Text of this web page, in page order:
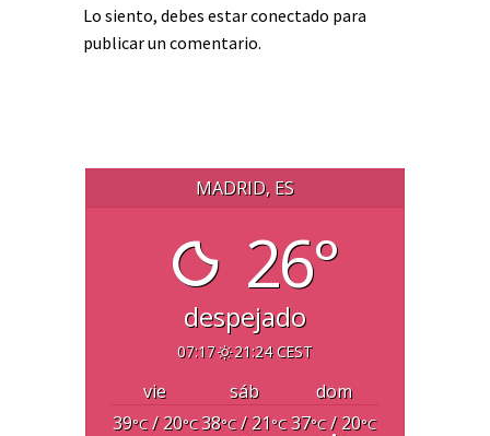
Lo siento, debes estarconectado para
publicar un comentario.
MADRID, ES
26°
despejado
07:17 21:24 CEST
vie sáb
dom
39°C/ 20°C38°C/ 21°C 37°C/ 20°C